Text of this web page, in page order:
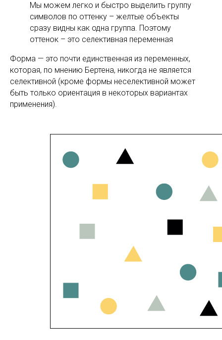
Мы можем легко и быстро выделить группу
символов по оттенку – желтые объекты
сразу видны как одна группа. Поэтому
оттенок – это селективная переменная
Форма — это почти единственная из переменных,
которая, по мнению Бертена, никогда не является
селективной (кроме формы неселективной может
быть только ориентация в некоторых вариантах
применения).